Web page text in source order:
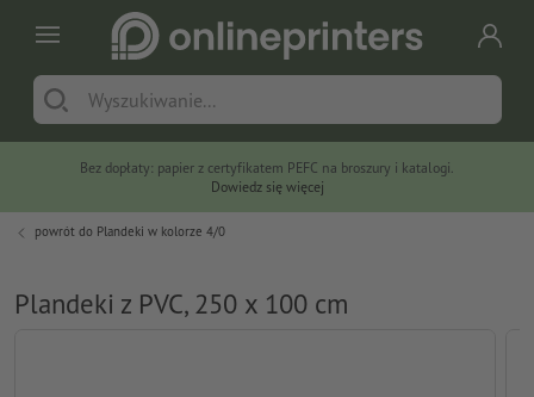
Bez dopłaty: papier z certyfikatem PEFC na broszury i katalogi.
Dowiedz się więcej
powrót do Plandeki w kolorze 4/0
Plandeki z PVC, 250 x 100 cm